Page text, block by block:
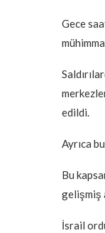
Gece
edildi.
Ayrıca
Bu
gelişmiş
İsrail